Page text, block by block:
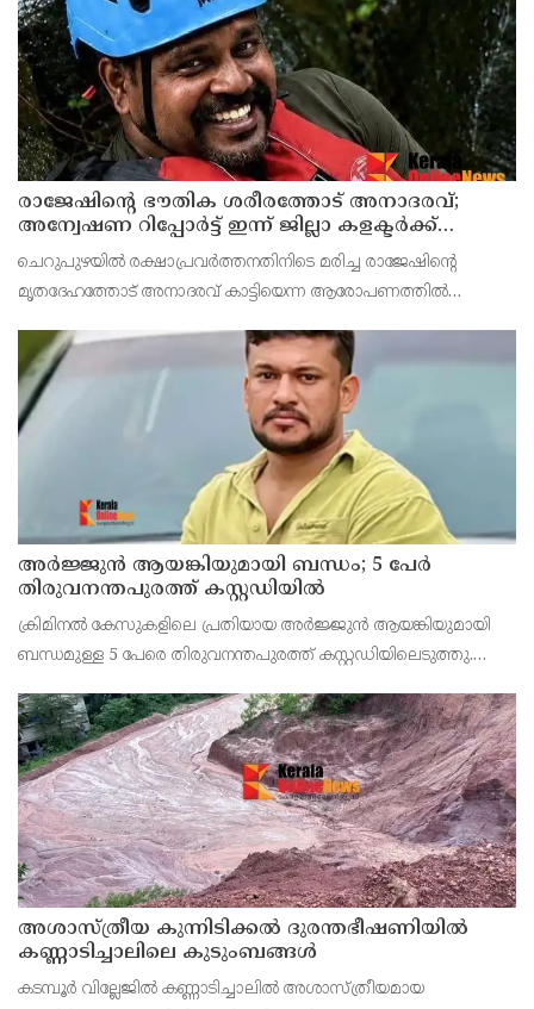
രാജേഷിന്റെ ഭൗതിക ശരീരത്തോട് അനാദരവ്;
അന്വേഷണ റിപ്പോര്‍ട്ട് ഇന്ന് ജില്ലാ കളക്ടര്‍ക്ക്
കൈമാറും
ചെറുപുഴയില്‍ രക്ഷാപ്രവര്‍ത്തനതിനിടെ മരിച്ച രാജേഷിന്റെ
മൃതദേഹത്തോട് അനാദരവ് കാട്ടിയെന്ന ആരോപണത്തില്‍
അർജ്ജുൻ ആയങ്കിയുമായി ബന്ധം; 5 പേർ
തിരുവനന്തപുരത്ത് കസ്റ്റഡിയിൽ
ക്രിമിനൽ കേസുകളിലെ പ്രതിയായ അർജ്ജുൻ ആയങ്കിയുമായി
ബന്ധമുള്ള 5 പേരെ തിരുവനന്തപുരത്ത് കസ്റ്റഡിയിലെടുത്തു.
എന്നിവരെയാണ് കസ്റ്റഡിയിലെടുത്തത്. തുമ്പ, തമ്പ
അശാസ്ത്രീയ കുന്നിടിക്കൽ ദുരന്തഭീഷണിയിൽ
കണ്ണാടിച്ചാലിലെ കുടുംബങ്ങൾ
കടമ്പൂർ വില്ലേജിൽ കണ്ണാടിച്ചാലിൽ അശാസ്ത്രീയമായ